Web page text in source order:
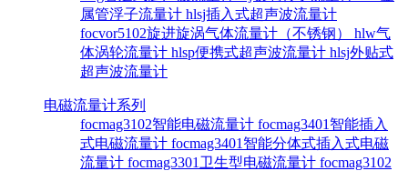
属管浮子流量计 hlsj插入式超声波流量计
focvor5102旋进旋涡气体流量计（不锈钢） hlw气
体涡轮流量计 hlsp便携式超声波流量计 hlsj外贴式
超声波流量计
电磁流量计系列
focmag3102智能电磁流量计 focmag3401智能插入
式电磁流量计 focmag3401智能分体式插入式电磁
流量计 focmag3301卫生型电磁流量计 focmag3102